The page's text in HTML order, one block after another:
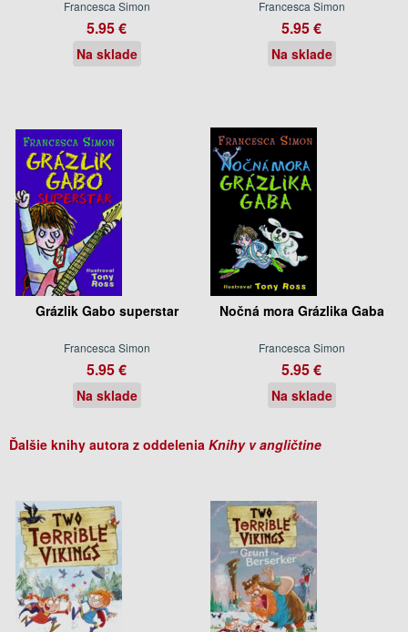
Francesca Simon
5.95 €
Na sklade
Francesca Simon
5.95 €
Na sklade
Grázlik Gabo superstar
Francesca Simon
5.95 €
Na sklade
Nočná mora Grázlika Gaba
Francesca Simon
5.95 €
Na sklade
Ďalšie knihy autora z oddelenia Knihy v angličtine